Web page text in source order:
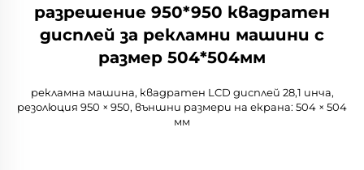
разрешение 950*950 квадратен
дисплей за рекламни машини с
размер 504*504мм
рекламна машина, квадратен LCD дисплей 28,1 инча,
резолюция 950 × 950, външни размери на екрана: 504 × 504
мм